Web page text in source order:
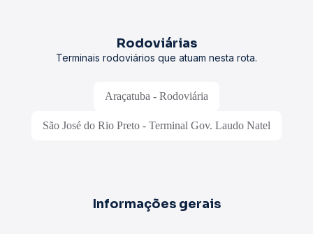
Rodoviárias
Terminais rodoviários que atuam nesta rota.
Araçatuba - Rodoviária
São José do Rio Preto - Terminal Gov. Laudo Natel
Informações gerais